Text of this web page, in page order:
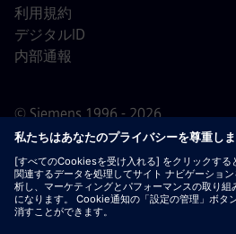
© Siemens 1996 - 2026
利用規約
デジタルID
内部通報
重要なお知らせ：採用をご希望
は、応募の前後を問わず手数料を